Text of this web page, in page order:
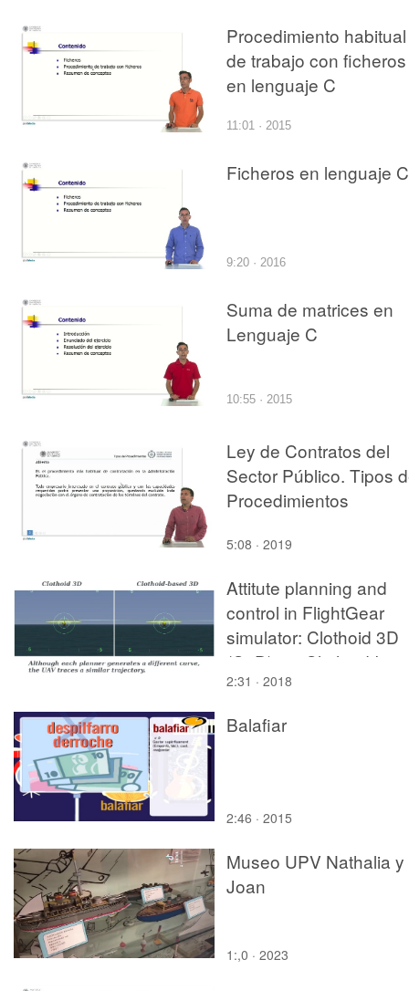
Procedimiento habitual
de trabajo con ficheros
en lenguaje C
11:01 · 2015
Ficheros en lenguaje C
9:20 · 2016
Suma de matrices en
Lenguaje C
10:55 · 2015
Ley de Contratos del
Sector Público. Tipos
Procedimientos
5:08 · 2019
Attitute planning and
control in FlightGear
simulator: Clothoid 3D
(C3D) vs. Clothoid-
3D curve (Cb3D)
2:31 · 2018
Balafiar
2:46 · 2015
Museo UPV Nathalia y
Joan
1:,0 · 2023